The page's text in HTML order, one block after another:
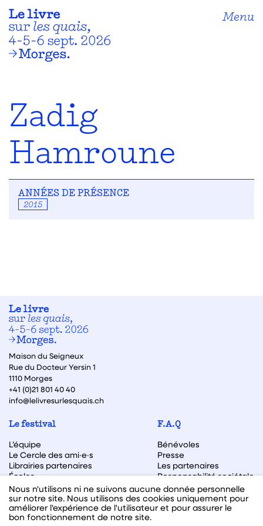
Menu
Zadig
Hamroune
ANNÉES DE PRÉSENCE
2015
Maison du Seigneux
Rue du Docteur Yersin 1
1110 Morges
+41 (0)21 801 40 40
info@lelivresurlesquais.ch
Le festival
L’équipe
Le Cercle des ami·e·s
Librairies partenaires
Écoles
F.A.Q
Bénévoles
Presse
Les partenaires
Responsabilité sociétale
Archive des éditions
Archive des autrices et auteurs
Nous n'utilisons ni ne suivons aucune donnée personnelle
sur notre site. Nous utilisons des cookies uniquement pour
améliorer l'expérience de l'utilisateur et pour assurer le
bon fonctionnement de notre site.